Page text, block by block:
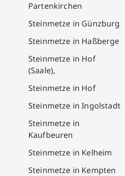
Partenkirchen
Steinmetze in Günzburg
Steinmetze in Haßberge
Steinmetze in Hof
(Saale),
Steinmetze in Hof
Steinmetze in Ingolstadt
Steinmetze in
Kaufbeuren
Steinmetze in Kelheim
Steinmetze in Kempten